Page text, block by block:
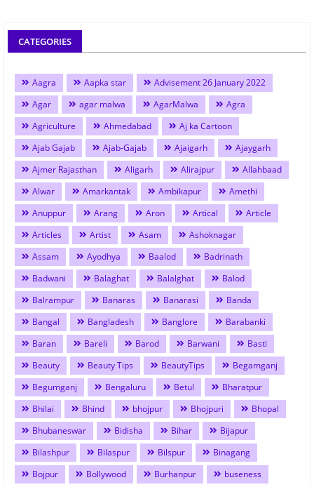
CATEGORIES
Aagra Aapka star
Advisement 26 January 2022
Agar
agar malwa AgarMalwa
Agra
Agriculture
Ahmedabad
Aj ka Cartoon
Ajab Gajab
Ajab-Gajab Ajaigarh
Ajaygarh
Ajmer Rajasthan
Aligarh Alirajpur
Allahbaad
Alwar
Amarkantak Ambikapur
Amethi
Anuppur
Arang Aron Artical
Article
Articles
Artist Asam
Ashoknagar
Assam
Ayodhya Baalod
Badrinath
Badwani
Balaghat Balalghat
Balod
Balrampur
Banaras Banarasi
Banda
Bangal
Bangladesh Banglore
Barabanki
Baran
Bareli Barod Barwani
Basti
Beauty
Beauty Tips BeautyTips
Begamganj
Begumganj
Bengaluru Betul
Bharatpur
Bhilai
Bhind bhojpur Bhojpuri
Bhopal
Bhubaneswar
Bidisha Bihar
Bijapur
Bilashpur
Bilaspur Bilspur
Binagang
Bojpur
Bollywood Burhanpur buseness